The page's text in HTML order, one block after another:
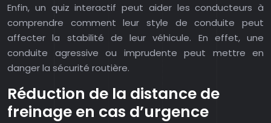
Enfin, un quiz interactif peut aider les conducteurs à
comprendre comment leur style de conduite peut
affecter la stabilité de leur véhicule. En effet, une
conduite agressive ou imprudente peut mettre en
danger la sécurité routière.
Réduction de la distance de
freinage en cas d’urgence